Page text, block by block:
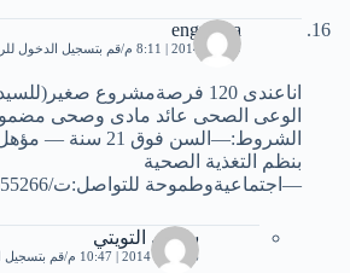
engmona
9 يناير، 2014 | 8:11 م قم بتسجيل الدخول
اناعندى 120 فرصةمشروع
الوعى الصحى عائد مادى وصحى
الشروط:—السن فوق
بنظم التغذية الصحية
—اجتماعيةوطموحة للتواصل:ت/01008655266
سلمى التويتي
26 يناير، 2014 | 10:47 م قم بتسجيل